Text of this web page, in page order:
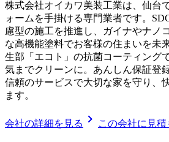
株式会社オイカワ美装工業は、仙台
ォームを手掛ける専門業者です。
慮型の施工を推進し、ガイナやナノ
な高機能塗料でお客様の住まいを未
生部「エコト」の抗菌コーティング
気までクリーンに。あんしん保証登
信頼のサービスで大切な家を守り、
ます。
会社の詳細を見る chevron_right この会社に見